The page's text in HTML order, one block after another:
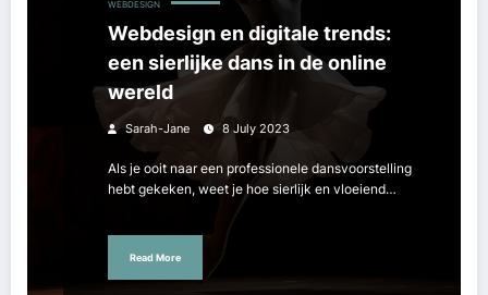
WEBDESIGN
Webdesign en digitale trends:
een sierlijke dans in de online
wereld
Sarah-Jane 8 July 2023
Als je ooit naar een professionele dansvoorstelling
hebt gekeken, weet je hoe sierlijk en vloeiend…
Read More